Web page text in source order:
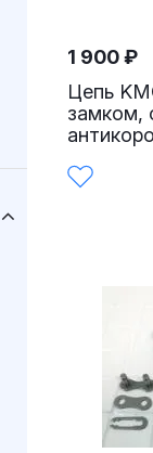
Цепь
замком,
1 900₽